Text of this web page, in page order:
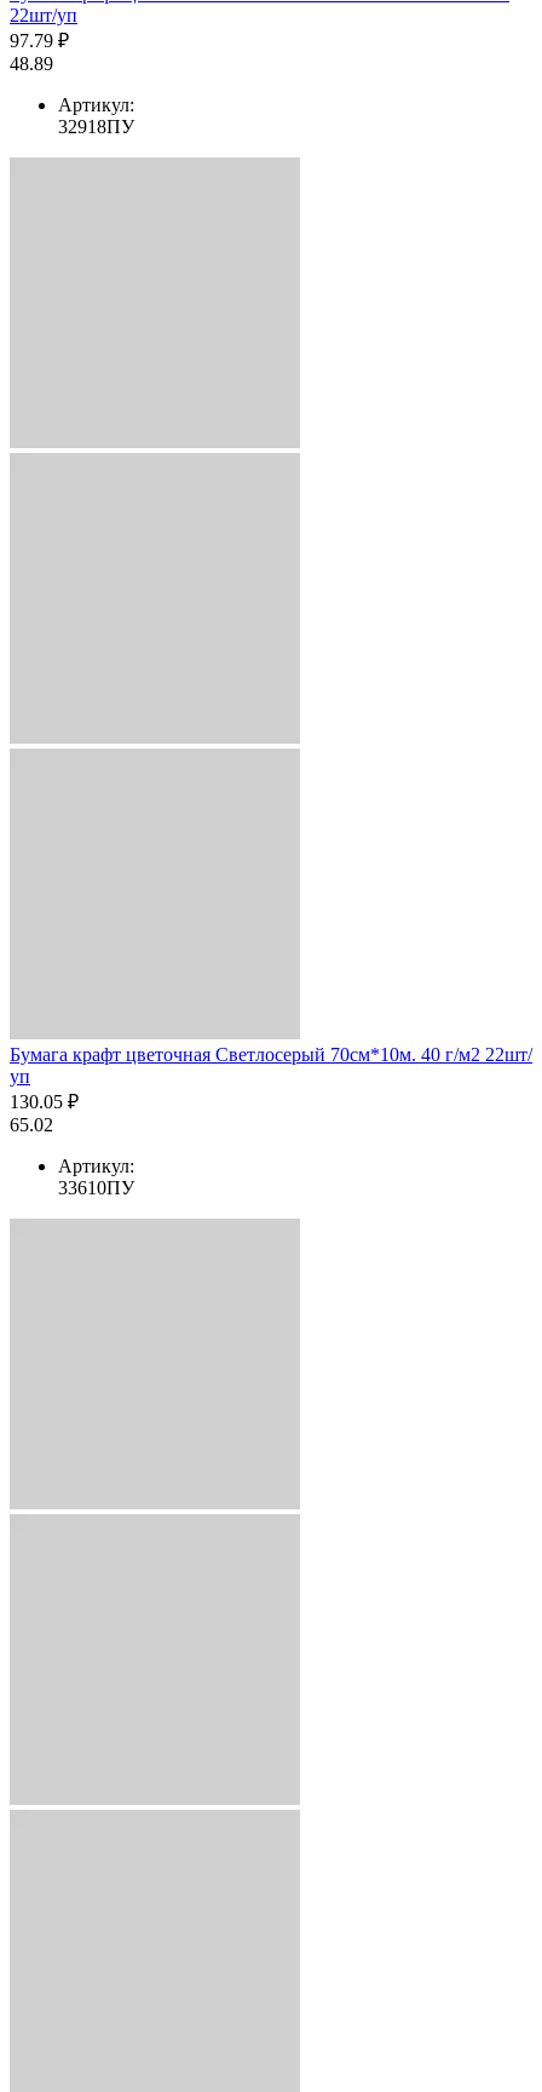
22шт/уп
97.79 ₽
48.89
Артикул:
32918ПУ
Бумага крафт цветочная Светлосерый 70см*10м. 40 г/м2 22шт/
уп
130.05 ₽
65.02
Артикул:
33610ПУ